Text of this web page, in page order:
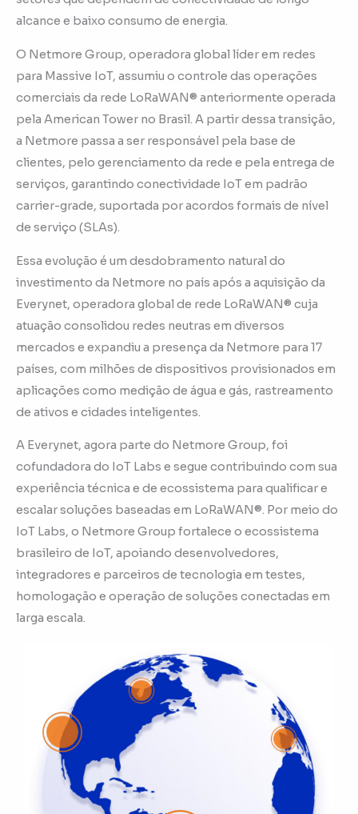
alcance e baixo consumo de energia.
O Netmore Group, operadora global líder em redes
para Massive IoT, assumiu o controle das operações
comerciais da rede LoRaWAN® anteriormente operada
pela American Tower no Brasil. A partir dessa transição,
a Netmore passa a ser responsável pela base de
clientes, pelo gerenciamento da rede e pela entrega de
serviços, garantindo conectividade IoT em padrão
carrier-grade, suportada por acordos formais de nível
de serviço (SLAs).
Essa evolução é um desdobramento natural do
investimento da Netmore no país após a aquisição da
Everynet, operadora global de rede LoRaWAN® cuja
atuação consolidou redes neutras em diversos
mercados e expandiu a presença da Netmore para 17
países, com milhões de dispositivos provisionados em
aplicações como medição de água e gás, rastreamento
de ativos e cidades inteligentes.
A Everynet, agora parte do Netmore Group, foi
cofundadora do IoT Labs e segue contribuindo com sua
experiência técnica e de ecossistema para qualificar e
escalar soluções baseadas em LoRaWAN®. Por meio do
IoT Labs, o Netmore Group fortalece o ecossistema
brasileiro de IoT, apoiando desenvolvedores,
integradores e parceiros de tecnologia em testes,
homologação e operação de soluções conectadas em
larga escala.